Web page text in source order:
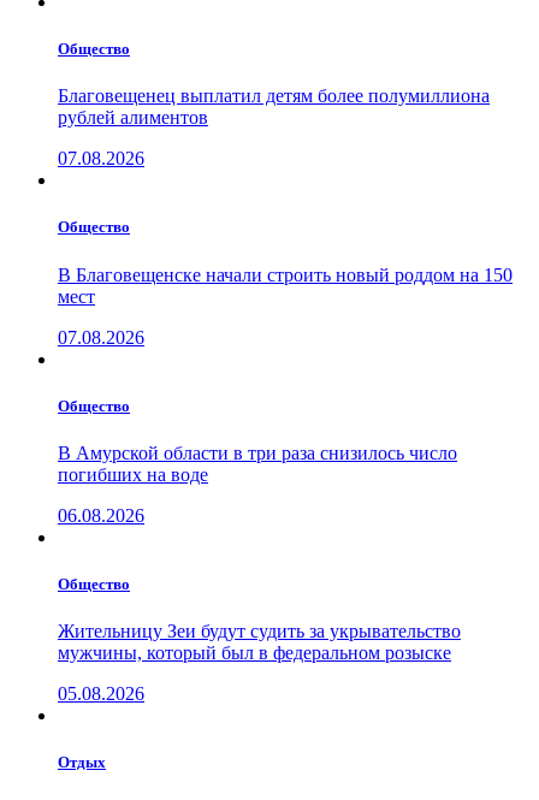
Общество
Благовещенец выплатил детям более полумиллиона
рублей алиментов
07.08.2026
Общество
В Благовещенске начали строить новый роддом на 150
мест
07.08.2026
Общество
В Амурской области в три раза снизилось число
погибших на воде
06.08.2026
Общество
Жительницу Зеи будут судить за укрывательство
мужчины, который был в федеральном розыске
05.08.2026
Отдых